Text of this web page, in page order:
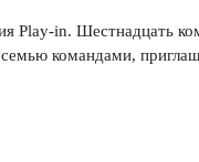
Play-in. Шестнадцать
командами,